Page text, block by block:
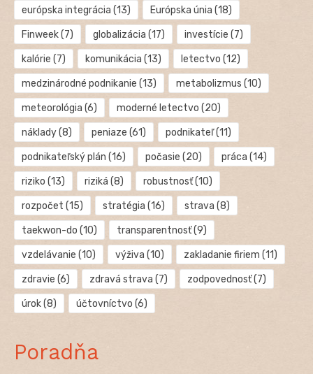
európska integrácia (13) Európska únia (18)
Finweek(7) globalizácia (17) investície (7)
kalórie (7) komunikácia (13) letectvo (12)
medzinárodné podnikanie (13) metabolizmus (10)
meteorológia (6) moderné letectvo (20)
náklady(8) peniaze (61) podnikateľ(11)
podnikateľský plán (16) počasie (20) práca (14)
riziko (13) riziká (8) robustnosť(10)
rozpočet (15) stratégia (16) strava (8)
taekwon-do (10) transparentnosť(9)
vzdelávanie (10) výživa (10) zakladanie firiem (11)
zdravie (6) zdravá strava (7) zodpovednosť(7)
úrok(8) účtovníctvo (6)
Poradňa